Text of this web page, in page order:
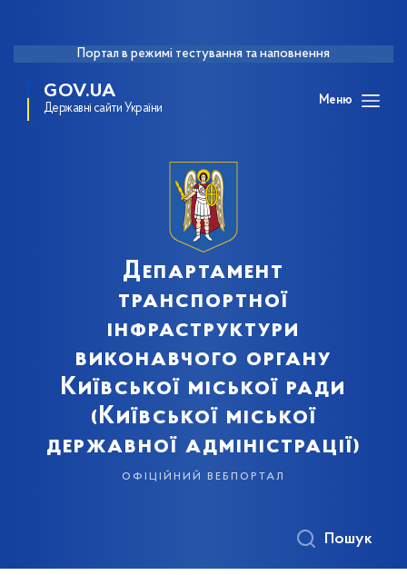
Портал в режимі тестування та наповнення
GOV.UA
Державні сайти України
Меню
Департамент
транспортної
інфраструктури
виконавчого органу
Київської міської ради
(Київської міської
державної адміністрації)
офіційний вебпортал
Пошук